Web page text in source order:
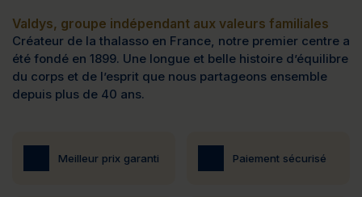
Valdys, groupe indépendant aux valeurs familiales
Créateur de la thalasso en France, notre premier centre a
été fondé en 1899. Une longue et belle histoire d’équilibre
du corps et de l’esprit que nous partageons ensemble
depuis plus de 40 ans.
Meilleur prix garanti Paiement sécurisé